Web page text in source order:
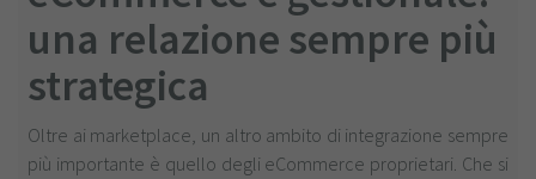
una relazione sempre più
strategica
Oltre ai marketplace, un altro ambito di integrazione sempre
più importante è quello degli eCommerce proprietari. Che si